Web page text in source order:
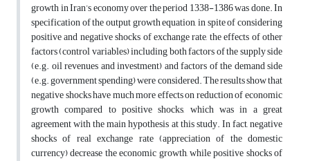
growth in Iran’s economy over the period 1338-1386 was done. In
specification of the output growth equation, in spite of considering
positive and negative shocks of exchange rate, the effects of other
factors (control variables) including both factors of the supply side
(e.g. oil revenues and investment) and factors of the demand side
(e.g. government spending) were considered. The results show that
negative shocks have much more effects on reduction of economic
growth compared to positive shocks, which was in a great
agreement with the main hypothesis at this study. In fact, negative
shocks of real exchange rate (appreciation of the domestic
currency) decrease the economic growth, while positive shocks of